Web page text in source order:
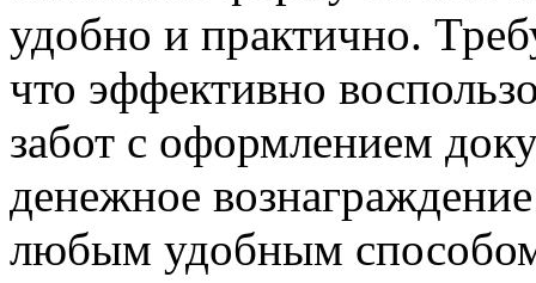
удобно и практично.
что эффективно
забот с оформлением
денежное
любым удобным